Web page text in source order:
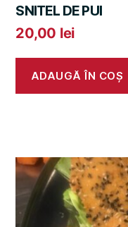
SNITEL DE PUI
20,00 lei
ADAUGĂ ÎN COȘ